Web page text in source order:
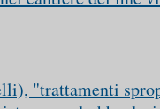
"trattamenti